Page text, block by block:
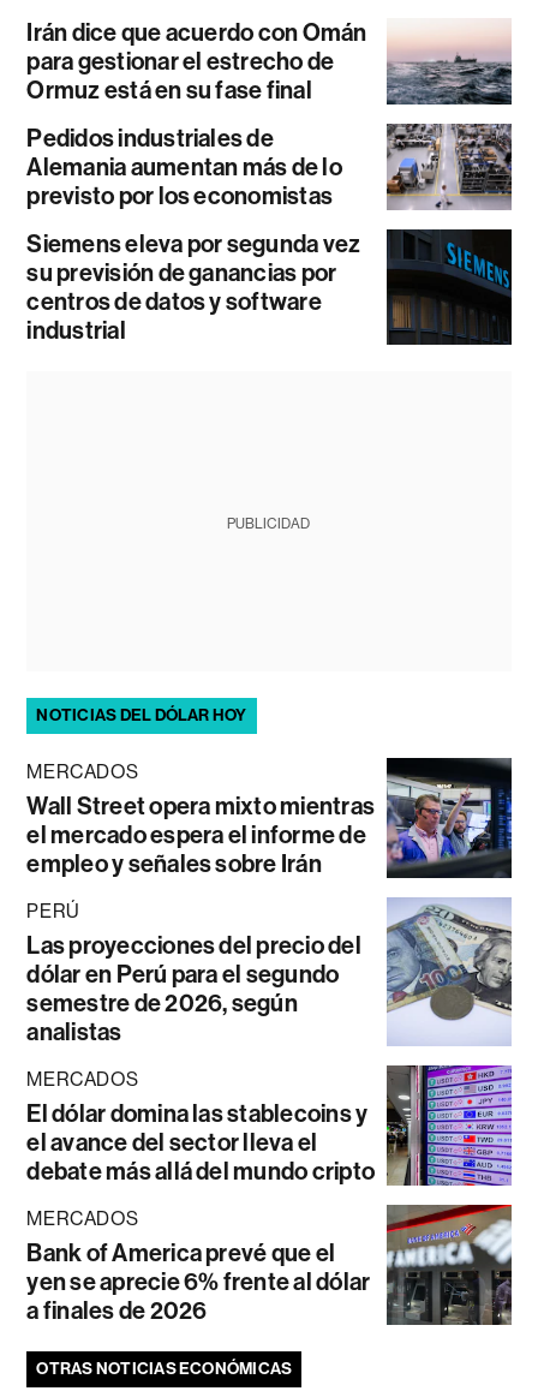
Irán dice que acuerdo con Omán
para gestionar el estrecho de
Ormuz está en su fase final
Pedidos industriales de
Alemania aumentan más de lo
previsto por los economistas
Siemens eleva por segunda vez
su previsión de ganancias por
centros de datos y software
industrial
PUBLICIDAD
NOTICIAS DEL DÓLAR HOY
MERCADOS
Wall Street opera mixto mientras
el mercado espera el informe de
empleo y señales sobre Irán
PERÚ
Las proyecciones del precio del
dólar en Perú para el segundo
semestre de 2026, según
analistas
MERCADOS
El dólar domina las stablecoins y
el avance del sector lleva el
debate más allá del mundo cripto
MERCADOS
Bank of America prevé que el
yen se aprecie 6% frente al dólar
a finales de 2026
OTRAS NOTICIAS ECONÓMICAS